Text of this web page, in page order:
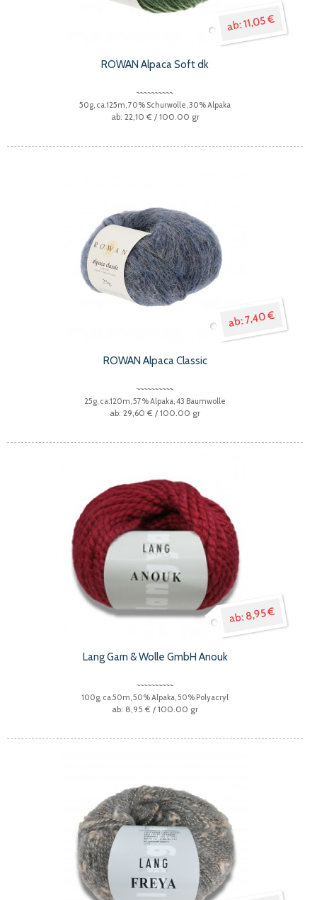
11,05 €
ROWAN Alpaca Soft dk
50g, ca.125m, 70% Schurwolle, 30% Alpaka
22,10 € / 100.00 gr
7,40 €
ROWAN Alpaca Classic
25g, ca.120m, 57% Alpaka, 43 Baumwolle
29,60 € / 100.00 gr
8,95 €
Lang Garn & Wolle GmbH Anouk
100g, ca.50m, 50% Alpaka, 50% Polyacryl
8,95 € / 100.00 gr